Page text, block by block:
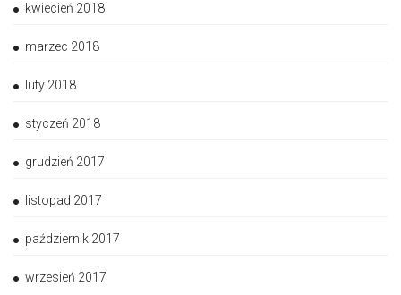
kwiecień 2018
marzec 2018
luty 2018
styczeń 2018
grudzień 2017
listopad 2017
październik 2017
wrzesień 2017